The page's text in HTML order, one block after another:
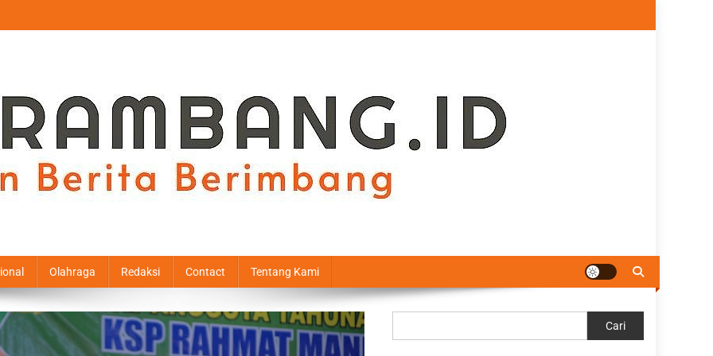
Olahraga Redaksi Contact Tentang Kami
Cari